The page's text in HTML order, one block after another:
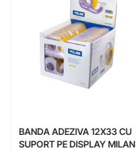
BANDA ADEZIVA 12X33 CU
SUPORT PE DISPLAY MILAN